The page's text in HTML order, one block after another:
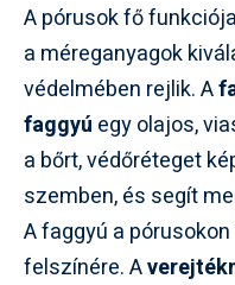
A pórusok fő
a méreganyagok
védelmében rejlik. A
faggyú egy olajos,
a bőrt, védőréteget
szemben, és segít
A faggyú a
felszínére. A